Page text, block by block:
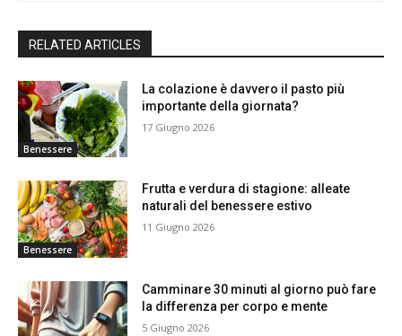
RELATED ARTICLES
Benessere
La colazione è davvero il pasto più
importante della giornata?
17 Giugno 2026
Benessere
Frutta e verdura di stagione: alleate
naturali del benessere estivo
11 Giugno 2026
Camminare 30 minuti al giorno può fare
la differenza per corpo e mente
5 Giugno 2026